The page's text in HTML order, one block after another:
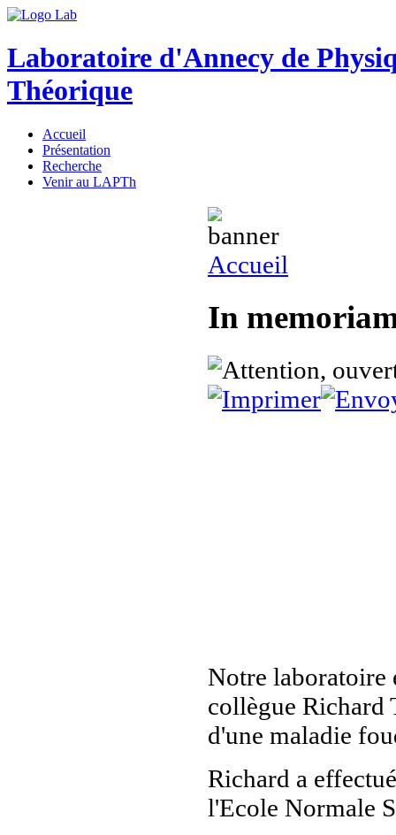
Laboratoire d'Annecy de
Théorique
Accueil
Présentation
Recherche
Venir au LAPTh
Accueil
In
Notre laboratoire
collègue Richard
d'une maladie
Richard a
l'Ecole Normale